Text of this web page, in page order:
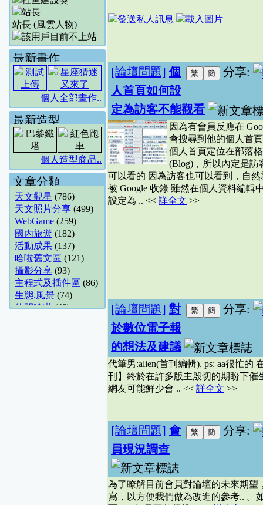
站長 (風雲人物)
最新畫作
個人全部畫作..
最新造型
個人造型商品..
文章分類
天文觀星 (786)
天文照片分享 (499)
WebGame (259)
國內旅遊 (182)
活動成果 (137)
哈啦舊文區 (121)
攝影分享 (93)
主程式及插件區 (86)
生態.風景 (74)
休閒哈啦(48)
分享:
[論壇問題] 個
人首頁如何設
定為訪客不能觀看
因為有會員反應在
會搜尋到他的個人首
個人首頁定位在部落格
(Blog)，所以內定是訪
可以看的 因為訪客也可以看到，自然
被 Google 收錄 雖然在個人資料編輯
設定為 .. << 詳全文 >>
分享:
[論壇問題] 對
於數位電子報
的想法及建議
代筆男:alien(首刊編輯). ps: aa很忙
刊】終於在許多版主殷切的期盼下催
網友可能鮮少會 .. << 詳全文 >>
分享:
[論壇問題] 會
員現況調查
為了瞭解目前會員對論壇的未來期
寫，以方便我們做為改進的參考.. 。